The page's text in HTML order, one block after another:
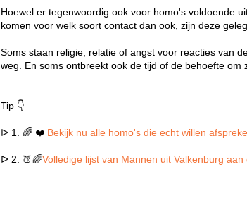
Hoewel er tegenwoordig ook voor homo's voldoende
komen voor welk soort contact dan ook, zijn deze
Soms staan religie, relatie of angst voor reacties van
weg. En soms ontbreekt ook de tijd of de behoefte
Tip 👇
ᐅ 1. 🌈 ❤️ Bekijk nu alle homo's die echt willen
ᐅ 2. 🍑🌈Volledige lijst van Mannen uit Valkenburg